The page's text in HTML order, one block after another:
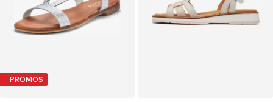
PROMOS